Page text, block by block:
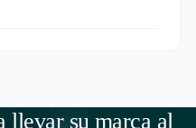
llevar su marca al